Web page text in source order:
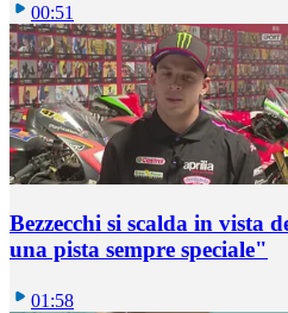
00:51
Bezzecchi si scalda in vista
una pista sempre speciale"
01:58